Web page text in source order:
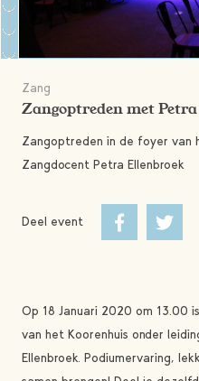
Zang
Zangoptreden met
Zangoptreden in de foyer van
Zangdocent Petra Ellenbroek
Deel event
Op 18 Januari 2020 om 13.00
van het Koorenhuis onder
Ellenbroek. Podiumervaring,